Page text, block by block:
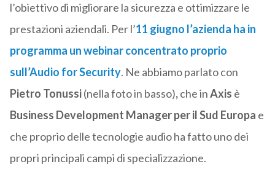
l’obiettivo di migliorare la sicurezza e ottimizzare le
prestazioni aziendali. Per l’11 giugno l’azienda ha in
programma un webinar concentrato proprio
sull’Audio for Security. Ne abbiamo parlato con
Pietro Tonussi(nella foto in basso),che inAxis è
Business Development Manager per il Sud Europa e
che proprio delle tecnologie audio ha fatto uno dei
propri principali campi di specializzazione.